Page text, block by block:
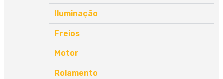
Iluminação
Freios
Motor
Rolamento